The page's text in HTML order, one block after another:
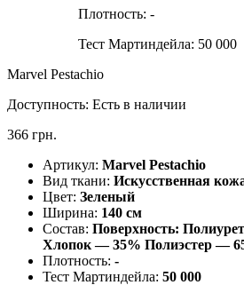
Плотность: -
Тест Мартиндейла: 50 000
Marvel Pestachio
Доступность: Есть в наличии
366 грн.
Артикул: Marvel Pestachio
Вид ткани: Искусственная
Цвет: Зеленый
Ширина: 140 см
Состав: Поверхность:
Хлопок — 35% Полиэстер —
Плотность: -
Тест Мартиндейла: 50 000